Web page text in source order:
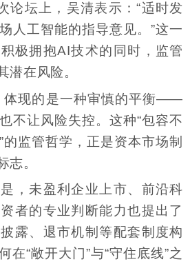
论坛上，吴清表示：“适时发
人工智能的指导意见。”这一
极拥抱AI技术的同时，监管
潜在风险。
体现的是一种审慎的平衡——
不让风险失控。这种“包容不
监管哲学，正是资本市场制
志。
，未盈利企业上市、前沿科
者的专业判断能力也提出了
露、退市机制等配套制度构
在“敞开大门”与“守住底线”之